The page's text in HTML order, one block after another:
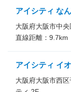
アイシティ な
大阪府大阪市中
直線距離： 9.7km
アイシティ イ
大阪府大阪市西